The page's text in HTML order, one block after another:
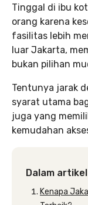
Tinggal di ibu
orang karena
fasilitas lebih
luar Jakarta,
bukan pilihan
Tentunya jarak
syarat utama
juga yang
kemudahan
Dalam
Kenapa